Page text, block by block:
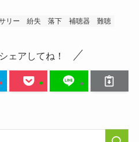
リー 紛失 落下 補聴器 難聴
ェアしてね！